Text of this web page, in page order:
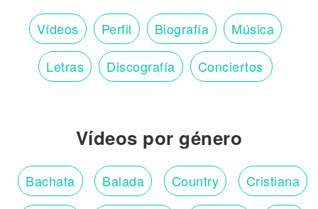
Vídeos Perfil Biografía Música
Letras Discografía Conciertos
Vídeos por género
Bachata Balada Country Cristiana